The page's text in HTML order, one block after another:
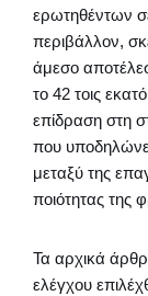
ερωτηθέντων
περιβάλλον,
άμεσο
το 42 τοις
επίδραση στη
που
μεταξύ της
ποιότητας της
Τα αρχικά
ελέγχου